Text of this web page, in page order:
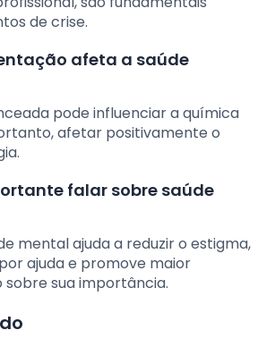
de crise.
afeta a saúde
pode influenciar a química
afetar positivamente o
falar sobre saúde
mental ajuda a reduzir o estigma,
ajuda e promove maior
sua importância.